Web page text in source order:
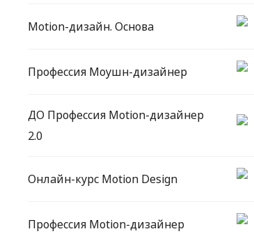
Motion-дизайн. Основа
Профессия Моушн-дизайнер
ДО Профессия Motion-дизайнер
2.0
Онлайн-курс Motion Design
Профессия Motion-дизайнер